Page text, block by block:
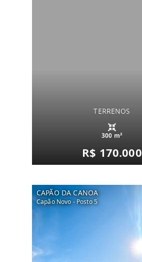
TERRENOS
300 m²
R$ 170.000
CAPÃO DA CANOA
Capão Novo - Posto 5